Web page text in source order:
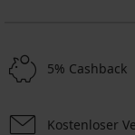
5% Cashback
Kostenloser